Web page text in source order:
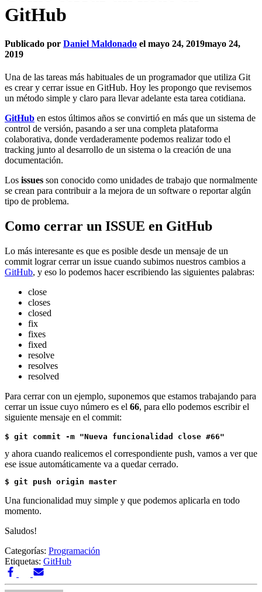
GitHub
Publicado por Daniel Maldonado el mayo 24, 2019mayo 24,
2019
Una de las tareas más habituales de un programador que utiliza Git
es crear y cerrar issue en GitHub. Hoy les propongo que revisemos
un método simple y claro para llevar adelante esta tarea cotidiana.
GitHub en estos últimos años se convirtió en más que un sistema de
control de versión, pasando a ser una completa plataforma
colaborativa, donde verdaderamente podemos realizar todo el
tracking junto al desarrollo de un sistema o la creación de una
documentación.
Los issues son conocido como unidades de trabajo que normalmente
se crean para contribuir a la mejora de un software o reportar algún
tipo de problema.
Como cerrar un ISSUE en GitHub
Lo más interesante es que es posible desde un mensaje de un
commit lograr cerrar un issue cuando subimos nuestros cambios a
GitHub, y eso lo podemos hacer escribiendo las siguientes palabras:
close
closes
closed
fix
fixes
fixed
resolve
resolves
resolved
Para cerrar con un ejemplo, suponemos que estamos trabajando para
cerrar un issue cuyo número es el 66, para ello podemos escribir el
siguiente mensaje en el commit:
$ git commit -m "Nueva funcionalidad close #66"
y ahora cuando realicemos el correspondiente push, vamos a ver que
ese issue automáticamente va a quedar cerrado.
$ git push origin master
Una funcionalidad muy simple y que podemos aplicarla en todo
momento.
Saludos!
Categorías: Programación
Etiquetas: GitHub